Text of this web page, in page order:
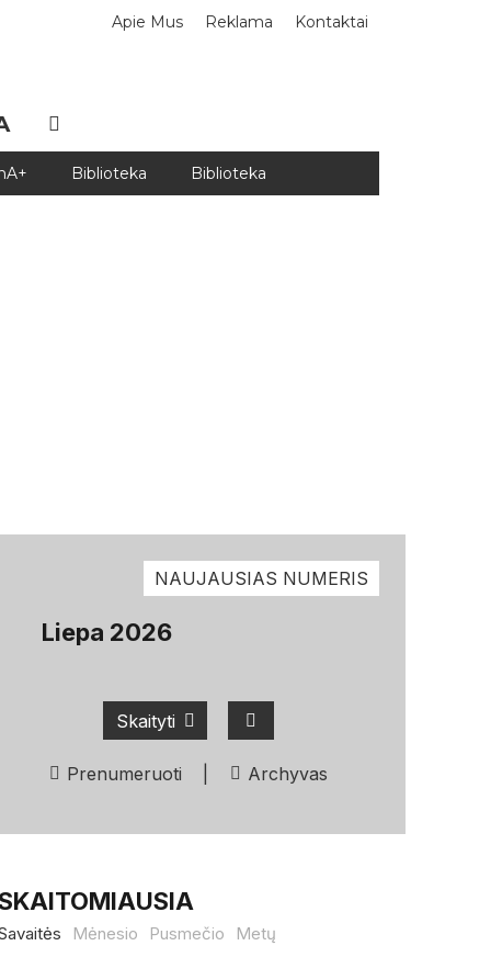
Apie Mus Reklama Kontaktai
Biblioteka Biblioteka
NAUJAUSIAS NUMERIS
Liepa 2026
Skaityti
Prenumeruoti Archyvas
Mėnesio Pusmečio Metų